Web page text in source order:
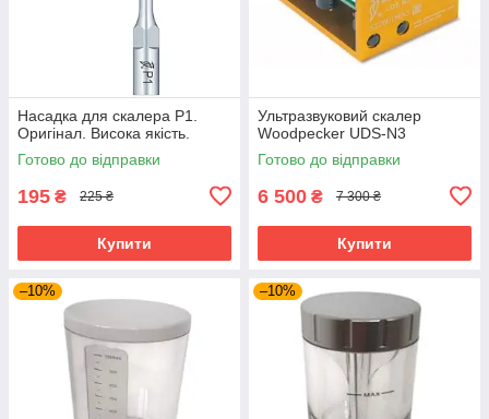
Насадка для скалера P1.
Оригінал. Висока якість.
Готово до відправки
195 ₴ 225 ₴
Купити
Ультразвуковий скалер
Woodpecker UDS-N3
Готово до відправки
6 500 ₴ 7 300 ₴
Купити
–10% –10%